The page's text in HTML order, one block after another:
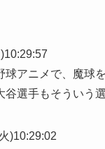
球アニメで、魔球
谷選手もそういう
)10:29:02